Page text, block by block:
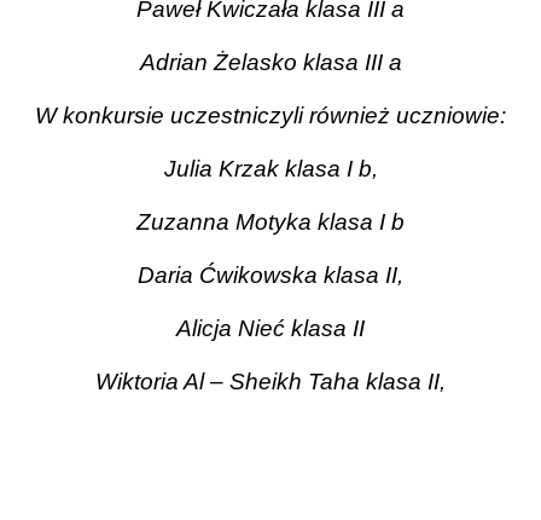
Paweł Kwiczała klasa III a
Adrian Żelasko klasa III a
W konkursie uczestniczyli również uczniowie:
Julia Krzak klasa I b,
Zuzanna Motyka klasa I b
Daria Ćwikowska klasa II,
Alicja Nieć klasa II
Wiktoria Al – Sheikh Taha klasa II,